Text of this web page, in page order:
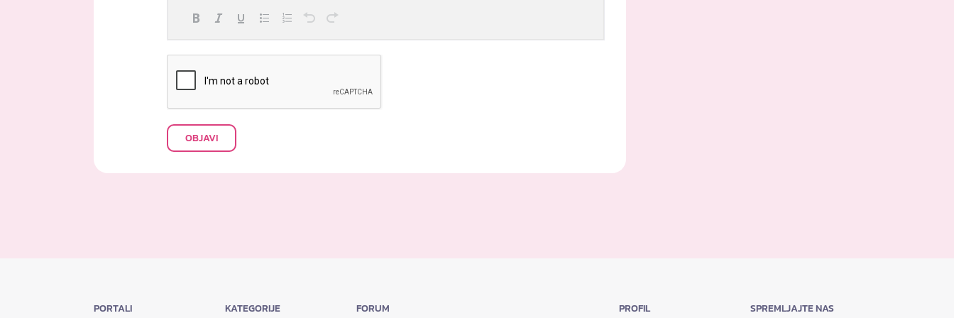
OBJAVI
PORTALI KATEGORIJE FORUM PROFIL SPREMLJAJTE NAS